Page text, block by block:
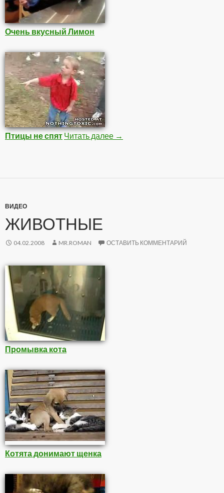
Очень вкусный Лимон
Птицы не спят Читать далее Детишки
→
ВИДЕО
ЖИВОТНЫЕ
04.02.2008 MR.ROMAN ОСТАВИТЬ КОММЕНТАРИЙ
Промывка кота
Котята донимают щенка